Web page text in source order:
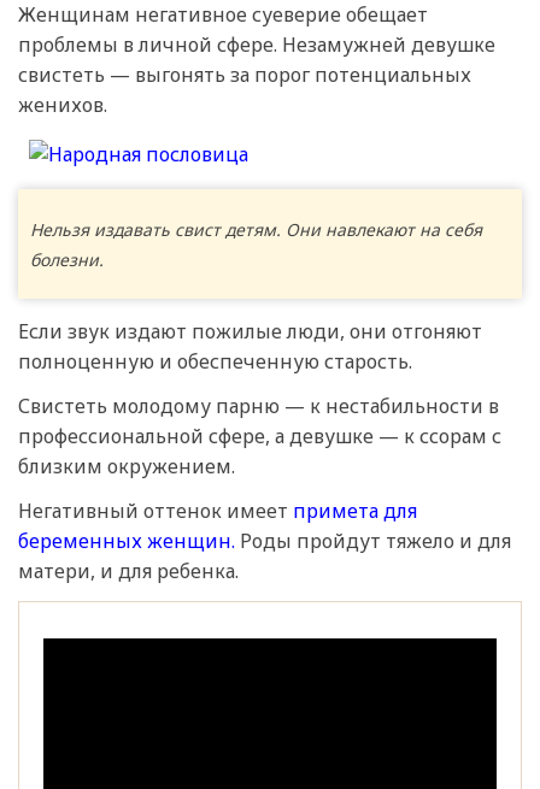
Женщинам негативное суеверие обещает
проблемы в личной сфере. Незамужней девушке
свистеть — выгонять за порог потенциальных
женихов.
Нельзя издавать свист детям. Они навлекают на себя
болезни.
Если звук издают пожилые люди, они отгоняют
полноценную и обеспеченную старость.
Свистеть молодому парню — к нестабильности в
профессиональной сфере, а девушке — к ссорам с
близким окружением.
Негативный оттенок имеет примета для
беременных женщин. Роды пройдут тяжело и для
матери, и для ребенка.